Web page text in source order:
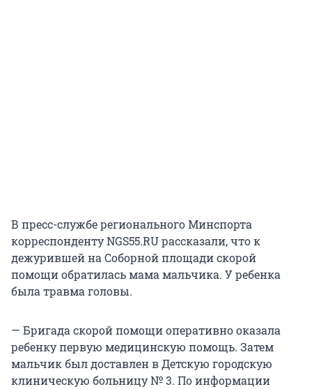
В пресс-службе регионального Минспорта
корреспонденту NGS55.RU рассказали, что к
дежурившей на Соборной площади скорой
помощи обратилась мама мальчика. У ребенка
была травма головы.
— Бригада скорой помощи оперативно оказала
ребенку первую медицинскую помощь. Затем
мальчик был доставлен в Детскую городскую
клиническую больницу № 3. По информации